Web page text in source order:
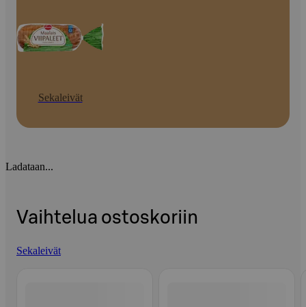
Sekaleivät
Ladataan...
Vaihtelua ostoskoriin
Sekaleivät